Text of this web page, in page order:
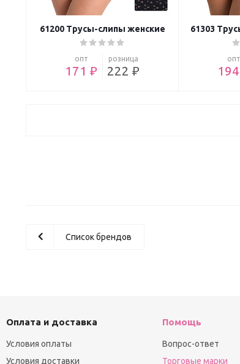
61200 Трусы-слипы женские
опт
171 ₽
розница
222 ₽
61303
опт
Список брендов
Оплата и доставка
Условия оплаты
Условия доставки
Помощь
Вопрос-ответ
Торговые марки